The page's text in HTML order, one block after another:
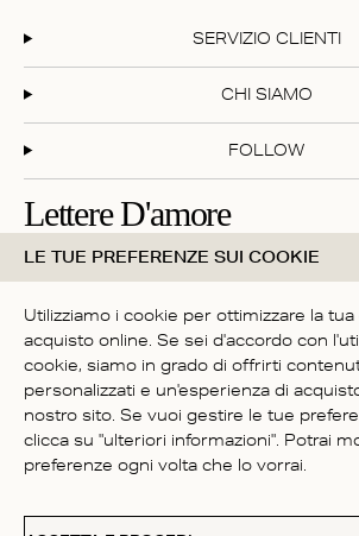
1
SERVIZIO CLIENTI
CHI SIAMO
FOLLOW
Lettere D'amore
Iscriviti alla nostra newsletter e ottieni il
tuo primo acquisto!
Iscrivendoti accetti i nostritermini e condizioni
NAZIONE
LE TUE PREFERENZE SUI COOKIE
Utilizziamo i cookie per ottimizzare la
acquisto online. Se sei d'accordo con
cookie, siamo in grado di offrirti
personalizzati e un'esperienza di
nostro sito. Se vuoi gestire le tue
clicca su "ulteriori informazioni". Potrai
preferenze ogni volta che lo vorrai.